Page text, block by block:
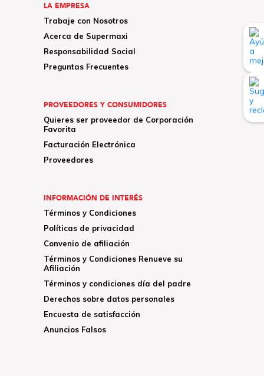
LA EMPRESA
Trabaje con Nosotros
Acerca de Supermaxi
Responsabilidad Social
Preguntas Frecuentes
PROVEEDORES Y CONSUMIDORES
Quieres ser proveedor de Corporación
Favorita
Facturación Electrónica
Proveedores
INFORMACIÓN DE INTERÉS
Términos y Condiciones
Políticas de privacidad
Convenio de afiliación
Términos y Condiciones Renueve su
Afiliación
Términos y condiciones día del padre
Derechos sobre datos personales
Encuesta de satisfacción
Anuncios Falsos